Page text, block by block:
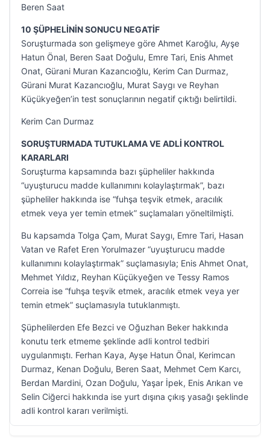
Beren Saat
10 ŞÜPHELİNİN SONUCU NEGATİF
Soruşturmada son gelişmeye göre Ahmet Karoğlu, Ayşe
Hatun Önal, Beren Saat Doğulu, Emre Tari, Enis Ahmet
Onat, Gürani Muran Kazancıoğlu, Kerim Can Durmaz,
Gürani Murat Kazancıoğlu, Murat Saygı ve Reyhan
Küçükyeğen’in test sonuçlarının negatif çıktığı belirtildi.
Kerim Can Durmaz
SORUŞTURMADA TUTUKLAMA VE ADLİ KONTROL
KARARLARI
Soruşturma kapsamında bazı şüpheliler hakkında
“uyuşturucu madde kullanımını kolaylaştırmak”, bazı
şüpheliler hakkında ise “fuhşa teşvik etmek, aracılık
etmek veya yer temin etmek” suçlamaları yöneltilmişti.
Bu kapsamda Tolga Çam, Murat Saygı, Emre Tari, Hasan
Vatan ve Rafet Eren Yorulmazer “uyuşturucu madde
kullanımını kolaylaştırmak” suçlamasıyla; Enis Ahmet Onat,
Mehmet Yıldız, Reyhan Küçükyeğen ve Tessy Ramos
Correia ise “fuhşa teşvik etmek, aracılık etmek veya yer
temin etmek” suçlamasıyla tutuklanmıştı.
Şüphelilerden Efe Bezci ve Oğuzhan Beker hakkında
konutu terk etmeme şeklinde adli kontrol tedbiri
uygulanmıştı. Ferhan Kaya, Ayşe Hatun Önal, Kerimcan
Durmaz, Kenan Doğulu, Beren Saat, Mehmet Cem Karcı,
Berdan Mardini, Ozan Doğulu, Yaşar İpek, Enis Arıkan ve
Selin Ciğerci hakkında ise yurt dışına çıkış yasağı şeklinde
adli kontrol kararı verilmişti.